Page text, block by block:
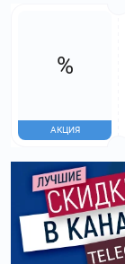
%
АКЦИЯ